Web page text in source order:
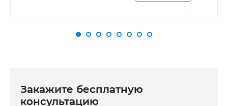
Закажите бесплатную
консультацию